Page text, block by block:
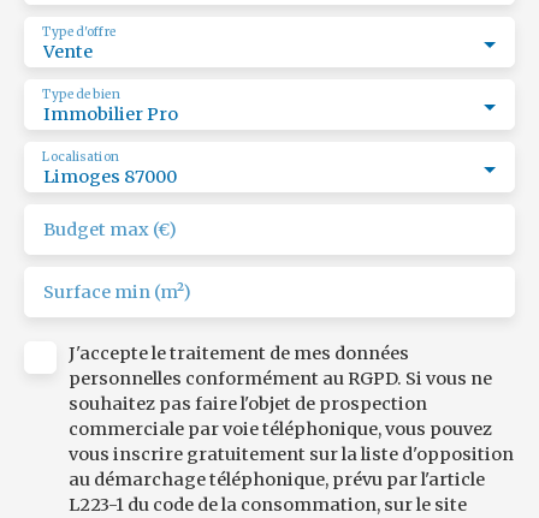
Vente
Type d'offre
Immobilier Pro
Type de bien
Limoges 87000
Localisation
Budget max (€)
Surface min (m²)
J'accepte le traitement de mes données
personnelles conformément au RGPD. Si vous ne
souhaitez pas faire l'objet de prospection
commerciale par voie téléphonique, vous pouvez
vous inscrire gratuitement sur la liste d'opposition
au démarchage téléphonique, prévu par l'article
L223-1 du code de la consommation, sur le site